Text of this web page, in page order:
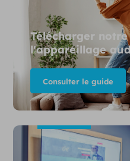
Télécharger
l'appareillage
Consulter le guide